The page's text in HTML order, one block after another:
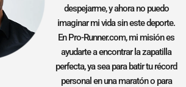
despejarme, y ahora no puedo
imaginar mi vida sin este deporte.
En Pro-Runner.com, mi misión es
ayudarte a encontrar la zapatilla
perfecta, ya sea para batir tu récord
personal en una maratón o para